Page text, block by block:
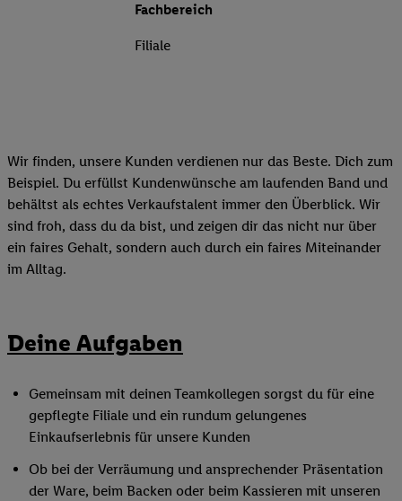
Fachbereich
Filiale
Wir finden, unsere Kunden verdienen nur das Beste. Dich zum
Beispiel. Du erfüllst Kundenwünsche am laufenden Band und
behältst als echtes Verkaufstalent immer den Überblick. Wir
sind froh, dass du da bist, und zeigen dir das nicht nur über
ein faires Gehalt, sondern auch durch ein faires Miteinander
im Alltag.
Deine Aufgaben
Gemeinsam mit deinen Teamkollegen sorgst du für eine
gepflegte Filiale und ein rundum gelungenes
Einkaufserlebnis für unsere Kunden
Ob bei der Verräumung und ansprechender Präsentation
der Ware, beim Backen oder beim Kassieren mit unseren